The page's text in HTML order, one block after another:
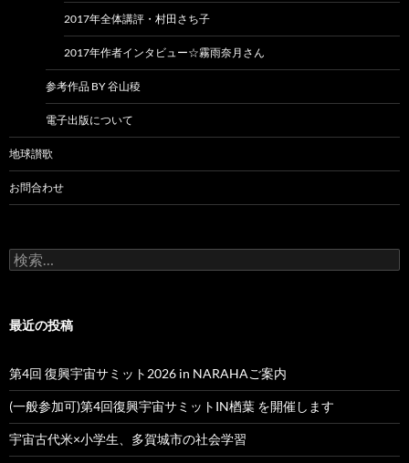
2017年全体講評・村田さち子
2017年作者インタビュー☆霧雨奈月さん
参考作品 BY 谷山稜
電子出版について
地球讃歌
お問合わせ
検
索:
最近の投稿
第4回 復興宇宙サミット2026 in NARAHAご案内
(一般参加可)第4回復興宇宙サミットIN楢葉 を開催します
宇宙古代米×小学生、多賀城市の社会学習